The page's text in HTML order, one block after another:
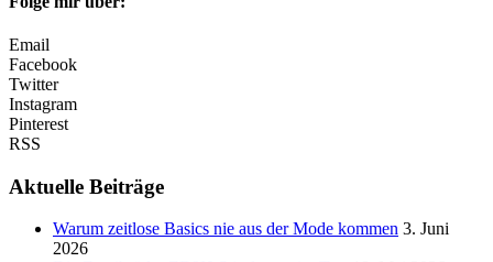
Email
Facebook
Twitter
Instagram
Pinterest
RSS
Aktuelle Beiträge
Warum zeitlose Basics nie aus der Mode kommen 3. Juni
2026